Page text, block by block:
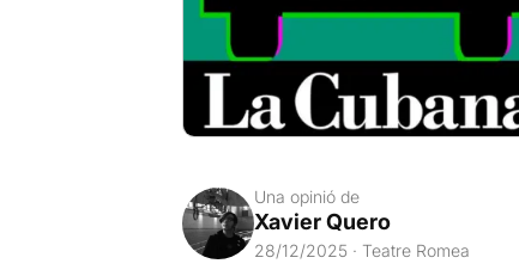
Una opinió de
Xavier Quero
28/12/2025 · Teatre Romea